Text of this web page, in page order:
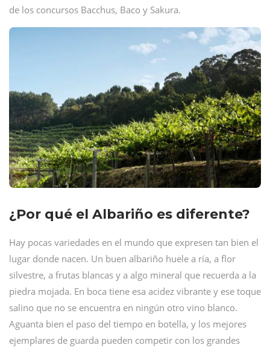
de los concursos Bacchus, Baco y Sakura.
¿Por qué el Albariño es diferente?
Hay pocas variedades en el mundo que expresen tan bien el
lugar donde nacen. Un buen albariño huele a ría, a flor
silvestre, a frutas blancas y a algo mineral que recuerda a la
piedra mojada. En boca tiene esa acidez vibrante y ese toque
salino que no se encuentra en ningún otro vino blanco.
Aguanta bien el paso del tiempo en botella, y los mejores
ejemplares de guarda pueden competir con los grandes